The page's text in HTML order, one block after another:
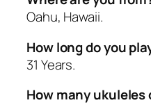
Oahu, Hawaii.
How long do you
31 Years.
How many ukuleles